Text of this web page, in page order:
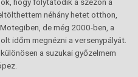
néhány hetet otthon,
de még 2000-ben, a
időm megnézni a versenypályát.
a suzukai győzelmem